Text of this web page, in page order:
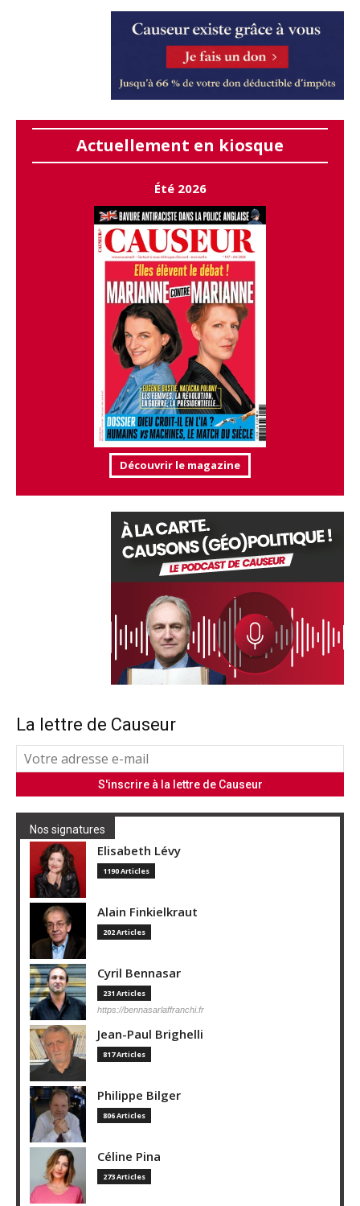
Actuellement en kiosque
Été 2026
Découvrir le magazine
La lettre de Causeur
Nos signatures
Elisabeth Lévy
1190 Articles
Alain Finkielkraut
202 Articles
Cyril Bennasar
231 Articles
https://bennasarlaffranchi.fr
Jean-Paul Brighelli
817 Articles
Philippe Bilger
806 Articles
Céline Pina
273 Articles